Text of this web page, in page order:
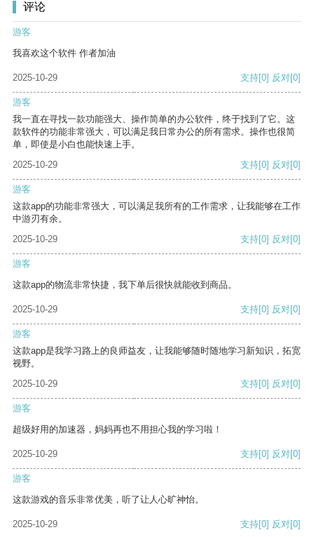
评论
游客
我喜欢这个软件 作者加油
2025-10-29 支持[0] 反对[0]
游客
我一直在寻找一款功能强大、操作简单的办公软件，终于找到了它。这
款软件的功能非常强大，可以满足我日常办公的所有需求。操作也很简
单，即使是小白也能快速上手。
2025-10-29
支持[0] 反对[0]
游客
这款app的功能非常强大，可以满足我所有的工作需求，让我能够在工作
中游刃有余。
2025-10-29
支持[0] 反对[0]
游客
这款app的物流非常快捷，我下单后很快就能收到商品。
2025-10-29 支持[0] 反对[0]
游客
这款app是我学习路上的良师益友，让我能够随时随地学习新知识，拓宽
视野。
2025-10-29
支持[0] 反对[0]
游客
超级好用的加速器，妈妈再也不用担心我的学习啦！
2025-10-29 支持[0] 反对[0]
游客
这款游戏的音乐非常优美，听了让人心旷神怡。
2025-10-29 支持[0] 反对[0]